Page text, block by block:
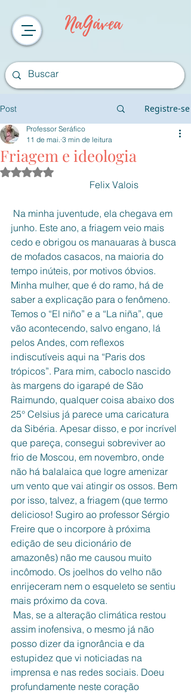
NaGávea
Post Registre-se
Friagem e ideologia
Professor Seráfico
11 de mai. 3 min de leitura
Avaliado com NaN de 5 estrelas.
                                 Felix Valois
junho. Este ano, a friagem veio mais
cedo e obrigou os manauaras à busca
de mofados casacos, na maioria do
tempo inúteis, por motivos óbvios.
Minha mulher, que é do ramo, há de
saber a explicação para o fenômeno.
Temos o “El niño” e a “La niña”, que
vão acontecendo, salvo engano, lá
pelos Andes, com reflexos
indiscutíveis aqui na “Paris dos
trópicos”. Para mim, caboclo nascido
às margens do igarapé de São
Raimundo, qualquer coisa abaixo dos
25° Celsius já parece uma caricatura
da Sibéria. Apesar disso, e por incrível
que pareça, consegui sobreviver ao
frio de Moscou, em novembro, onde
não há balalaica que logre amenizar
um vento que vai atingir os ossos. Bem
por isso, talvez, a friagem (que termo
delicioso! Sugiro ao professor Sérgio
Freire que o incorpore à próxima
edição de seu dicionário de
amazonês) não me causou muito
incômodo. Os joelhos do velho não
enrijeceram nem o esqueleto se sentiu
mais próximo da cova.
assim inofensiva, o mesmo já não
posso dizer da ignorância e da
estupidez que vi noticiadas na
imprensa e nas redes sociais. Doeu
profundamente neste coração